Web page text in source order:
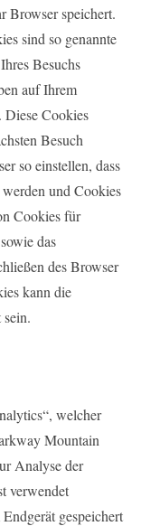
Browser speichert.
sind so genannte
Besuchs
auf Ihrem
Diese Cookies
Besuch
so einstellen, dass
und Cookies
Cookies für
das
des Browser
kann die
welcher
Mountain
Analyse der
verwendet
gespeichert